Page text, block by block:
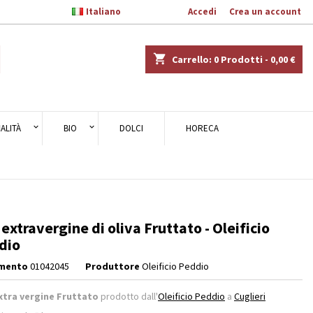
Accedi Crea un account
Italiano
shopping_cart Carrello: 0 Prodotti - 0,00 €
BIO DOLCI HORECA
extravergine di oliva Fruttato - Oleificio
01042045 Produttore Oleificio Peddio
vergine Fruttato prodotto dall'Oleificio Peddio a Cuglieri